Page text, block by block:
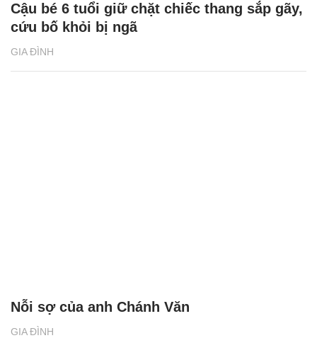
GIA ĐÌNH
Cậu bé 6 tuổi giữ chặt chiếc thang sắp gãy,
cứu bố khỏi bị ngã
GIA ĐÌNH
Nỗi sợ của anh Chánh Văn